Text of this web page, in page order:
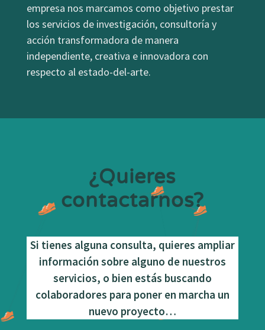
empresa nos marcamos como objetivo prestar
los servicios de investigación, consultoría y
acción transformadora de manera
independiente, creativa e innovadora con
respecto al estado-del-arte.
¿Quieres
contactarnos?
Si tienes alguna consulta, quieres ampliar
información sobre alguno de nuestros
servicios, o bien estás buscando
colaboradores para poner en marcha un
nuevo proyecto…